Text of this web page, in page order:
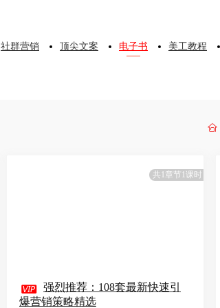
社群营销 顶尖文案 电子书 美工教程

共1章节1课时
 强烈推荐：108套最新快速引
爆营销策略精选